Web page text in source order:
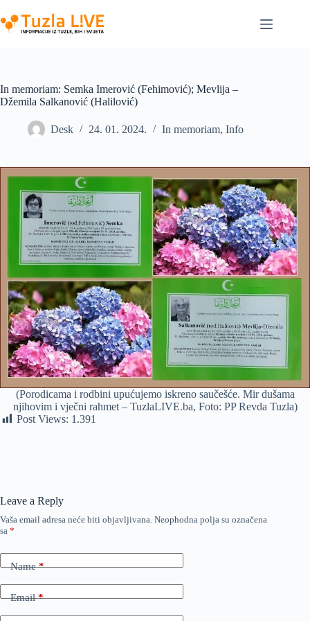
to
content
In memoriam: Semka Imerović (Fehimović); Mevlija –
Džemila Salkanović (Halilović)
Desk 24. 01. 2024. In memoriam, Info
(Porodicama i rodbini upućujemo iskreno saučešće. Mir dušama
njihovim i vječni rahmet – TuzlaLIVE.ba, Foto: PP Revda Tuzla)
Post Views: 1.391
Leave a Reply
Vaša email adresa neće biti objavljivana. Neophodna polja su označena
sa *
Name*
Email*